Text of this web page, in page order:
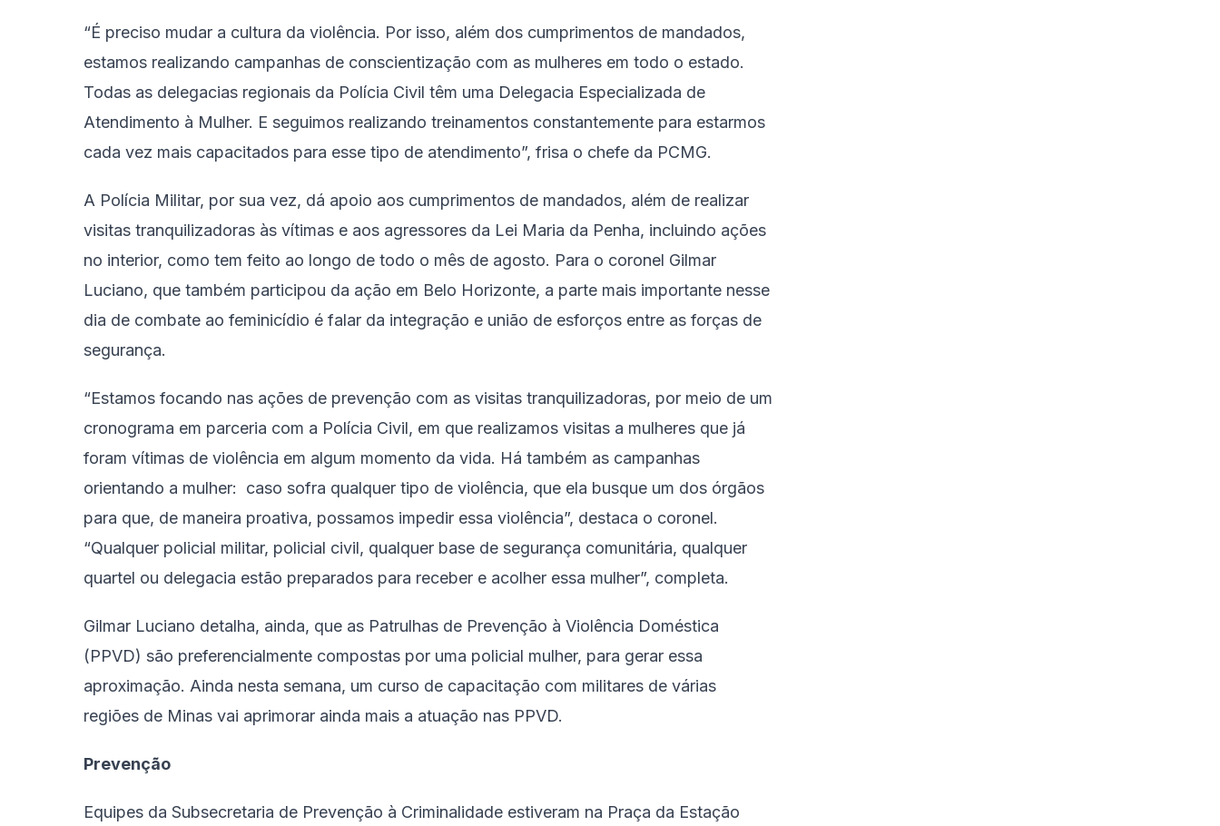
“É preciso mudar a cultura da violência. Por isso, além dos cumprimentos de mandados,
estamos realizando campanhas de conscientização com as mulheres em todo o estado.
Todas as delegacias regionais da Polícia Civil têm uma Delegacia Especializada de
Atendimento à Mulher. E seguimos realizando treinamentos constantemente para estarmos
cada vez mais capacitados para esse tipo de atendimento”, frisa o chefe da PCMG.
A Polícia Militar, por sua vez, dá apoio aos cumprimentos de mandados, além de realizar
visitas tranquilizadoras às vítimas e aos agressores da Lei Maria da Penha, incluindo ações
no interior, como tem feito ao longo de todo o mês de agosto. Para o coronel Gilmar
Luciano, que também participou da ação em Belo Horizonte, a parte mais importante nesse
dia de combate ao feminicídio é falar da integração e união de esforços entre as forças de
segurança.
“Estamos focando nas ações de prevenção com as visitas tranquilizadoras, por meio de um
cronograma em parceria com a Polícia Civil, em que realizamos visitas a mulheres que já
foram vítimas de violência em algum momento da vida. Há também as campanhas
orientando a mulher: caso sofra qualquer tipo de violência, que ela busque um dos órgãos
para que, de maneira proativa, possamos impedir essa violência”, destaca o coronel.
“Qualquer policial militar, policial civil, qualquer base de segurança comunitária, qualquer
quartel ou delegacia estão preparados para receber e acolher essa mulher”, completa.
Gilmar Luciano detalha, ainda, que as Patrulhas de Prevenção à Violência Doméstica
(PPVD) são preferencialmente compostas por uma policial mulher, para gerar essa
aproximação. Ainda nesta semana, um curso de capacitação com militares de várias
regiões de Minas vai aprimorar ainda mais a atuação nas PPVD.
Prevenção
Equipes da Subsecretaria de Prevenção à Criminalidade estiveram na Praça da Estação